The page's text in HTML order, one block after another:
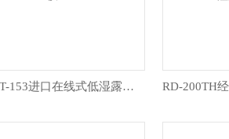
DMT-153进口在线式低湿露点仪-100